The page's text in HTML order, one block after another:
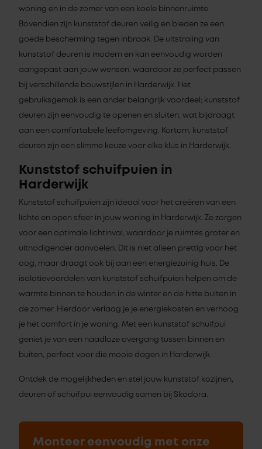
woning en in de zomer van een koele binnenruimte.
Bovendien zijn kunststof deuren veilig en bieden ze een
goede bescherming tegen inbraak. De uitstraling van
kunststof deuren is modern en kan eenvoudig worden
aangepast aan jouw wensen, waardoor ze perfect passen
bij verschillende bouwstijlen in Harderwijk. Het
gebruiksgemak is een ander belangrijk voordeel; kunststof
deuren zijn eenvoudig te openen en sluiten, wat bijdraagt
aan een comfortabele leefomgeving. Kortom, kunststof
deuren zijn een slimme keuze voor elke klus in Harderwijk.
Kunststof schuifpuien in
Harderwijk
Kunststof schuifpuien zijn ideaal voor het creëren van een
lichte en open sfeer in jouw woning in Harderwijk. Ze zorgen
voor een optimale lichtinval, waardoor je ruimtes groter en
uitnodigender aanvoelen. Dit is niet alleen prettig voor het
oog, maar draagt ook bij aan een energiezuinig huis. De
isolatievoordelen van kunststof schuifpuien helpen om de
warmte binnen te houden in de winter en de hitte buiten in
de zomer. Hierdoor verlaag je je energiekosten en verhoog
je het comfort in je woning. Met een kunststof schuifpui
geniet je van een naadloze overgang tussen binnen en
buiten, perfect voor die mooie dagen in Harderwijk.
Ontdek de mogelijkheden en stel jouw kunststof kozijnen,
deuren of schuifpui eenvoudig samen bij Skodora.
Monteer eenvoudig met onze